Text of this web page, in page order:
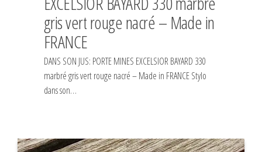
gris vert rouge nacré – Made in
FRANCE
DANS SON JUS: PORTE MINES EXCELSIOR BAYARD 330
marbré gris vert rouge nacré – Made in FRANCE Stylo
dans son…